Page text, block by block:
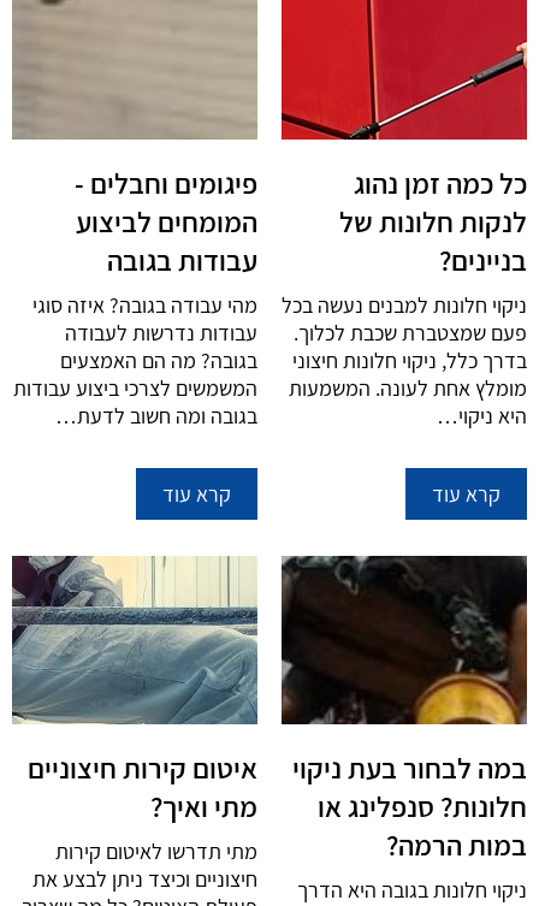
כל כמה זמן נהוג
לנקות חלונות של
בניינים?
ניקוי חלונות למבנים נעשה בכל
פעם שמצטברת שכבת לכלוך.
בדרך כלל, ניקוי חלונות חיצוני
מומלץ אחת לעונה. המשמעות
היא ניקוי…
קרא עוד
פיגומים וחבלים -
המומחים לביצוע
עבודות בגובה
מהי עבודה בגובה? איזה סוגי
עבודות נדרשות לעבודה
בגובה? מה הם האמצעים
המשמשים לצרכי ביצוע עבודות
בגובה ומה חשוב לדעת…
קרא עוד
במה לבחור בעת ניקוי
חלונות? סנפלינג או
במות הרמה?
ניקוי חלונות בגובה היא הדרך
איטום קירות חיצוניים
מתי ואיך?
מתי תדרשו לאיטום קירות
חיצוניים וכיצד ניתן לבצע את